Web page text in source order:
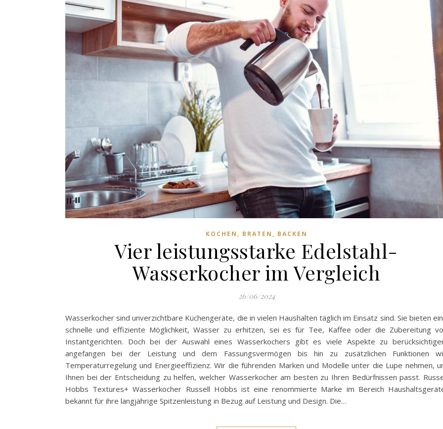
KOCHEN, BRATEN, BACKEN
Vier leistungsstarke Edelstahl-
Wasserkocher im Vergleich
26/06/2024
Wasserkocher sind unverzichtbare Küchengeräte, die in vielen Haushalten täglich im Einsatz sind. Sie bieten
schnelle und effiziente Möglichkeit, Wasser zu erhitzen, sei es für Tee, Kaffee oder die Zubereitung
Instantgerichten. Doch bei der Auswahl eines Wasserkochers gibt es viele Aspekte zu
angefangen bei der Leistung und dem Fassungsvermögen bis hin zu zusätzlichen Funktionen
Temperaturregelung und Energieeffizienz. Wir die führenden Marken und Modelle unter die Lupe nehmen,
Ihnen bei der Entscheidung zu helfen, welcher Wasserkocher am besten zu Ihren Bedürfnissen passt.
Hobbs Textures+ Wasserkocher Russell Hobbs ist eine renommierte Marke im Bereich
bekannt für ihre langjährige Spitzenleistung in Bezug auf Leistung und Design. Die…